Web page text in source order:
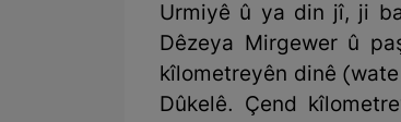
Urmiyê û ya din jî, ji
Dêzeya Mirgewer û
kîlometreyên dinê
Dûkelê. Çend